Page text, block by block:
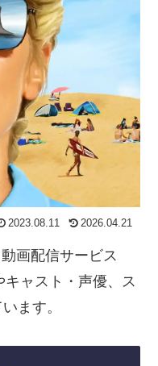
2023.08.11 2026.04.21
画配信サービス
ャスト・声優、ス
ます。